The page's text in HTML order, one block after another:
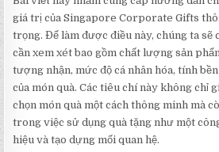
giá trị của Singapore Corporate Gifts
trọng. Để làm được điều này, chúng ta sẽ
cần xem xét bao gồm chất lượng sản
tượng nhận, mức độ cá nhân hóa, tính
của món quà. Các tiêu chí này không chỉ
chọn món quà một cách thông minh mà
trong việc sử dụng quà tặng như một
hiệu và tạo dựng mối quan hệ.